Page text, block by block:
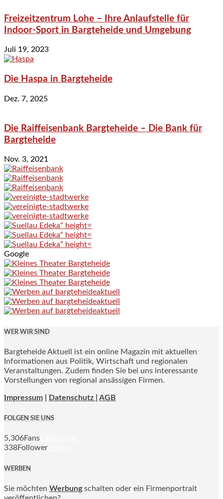
Freizeitzentrum Lohe – Ihre Anlaufstelle für
Indoor-Sport in Bargteheide und Umgebung
Juli 19, 2023
Die Haspa in Bargteheide
Dez. 7, 2025
Die Raiffeisenbank Bargteheide – Die Bank für
Bargteheide
Nov. 3, 2021
Google
WER WIR SIND
Bargteheide Aktuell ist ein online Magazin mit aktuellen
Informationen aus Politik, Wirtschaft und regionalen
Veranstaltungen. Zudem finden Sie bei uns interessante
Vorstellungen von regional ansässigen Firmen.
Impressum Datenschutz | AGB
FOLGEN SIE UNS
5,306Fans
338Follower
WERBEN
Sie möchten Werbung schalten oder ein Firmenportrait